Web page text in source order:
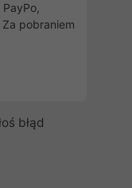
PayPo,
pobraniem
błąd